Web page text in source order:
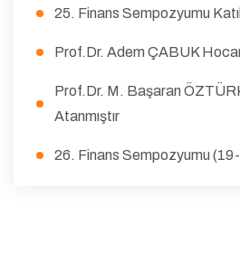
25. Finans Sempozyumu
Prof.Dr. Adem ÇABUK
Prof.Dr. M. Başaran
Atanmıştır
26. Finans Sempozyumu